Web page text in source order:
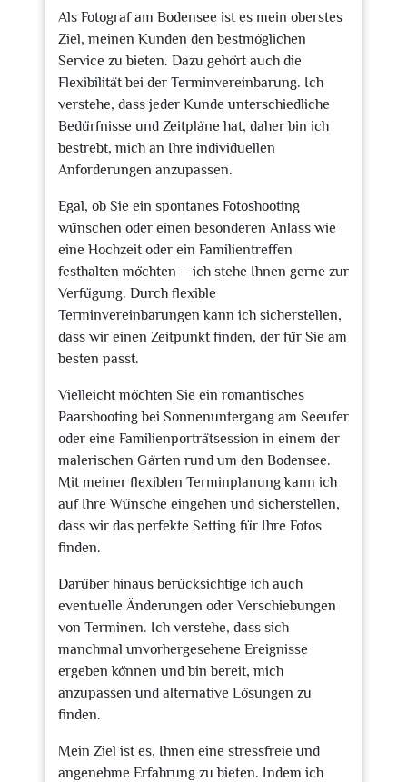
Als Fotograf am Bodensee ist es mein oberstes
Ziel, meinen Kunden den bestmöglichen
Service zu bieten. Dazu gehört auch die
Flexibilität bei der Terminvereinbarung. Ich
verstehe, dass jeder Kunde unterschiedliche
Bedürfnisse und Zeitpläne hat, daher bin ich
bestrebt, mich an Ihre individuellen
Anforderungen anzupassen.
Egal, ob Sie ein spontanes Fotoshooting
wünschen oder einen besonderen Anlass wie
eine Hochzeit oder ein Familientreffen
festhalten möchten – ich stehe Ihnen gerne zur
Verfügung. Durch flexible
Terminvereinbarungen kann ich sicherstellen,
dass wir einen Zeitpunkt finden, der für Sie am
besten passt.
Vielleicht möchten Sie ein romantisches
Paarshooting bei Sonnenuntergang am Seeufer
oder eine Familienporträtsession in einem der
malerischen Gärten rund um den Bodensee.
Mit meiner flexiblen Terminplanung kann ich
auf Ihre Wünsche eingehen und sicherstellen,
dass wir das perfekte Setting für Ihre Fotos
finden.
Darüber hinaus berücksichtige ich auch
eventuelle Änderungen oder Verschiebungen
von Terminen. Ich verstehe, dass sich
manchmal unvorhergesehene Ereignisse
ergeben können und bin bereit, mich
anzupassen und alternative Lösungen zu
finden.
Mein Ziel ist es, Ihnen eine stressfreie und
angenehme Erfahrung zu bieten. Indem ich